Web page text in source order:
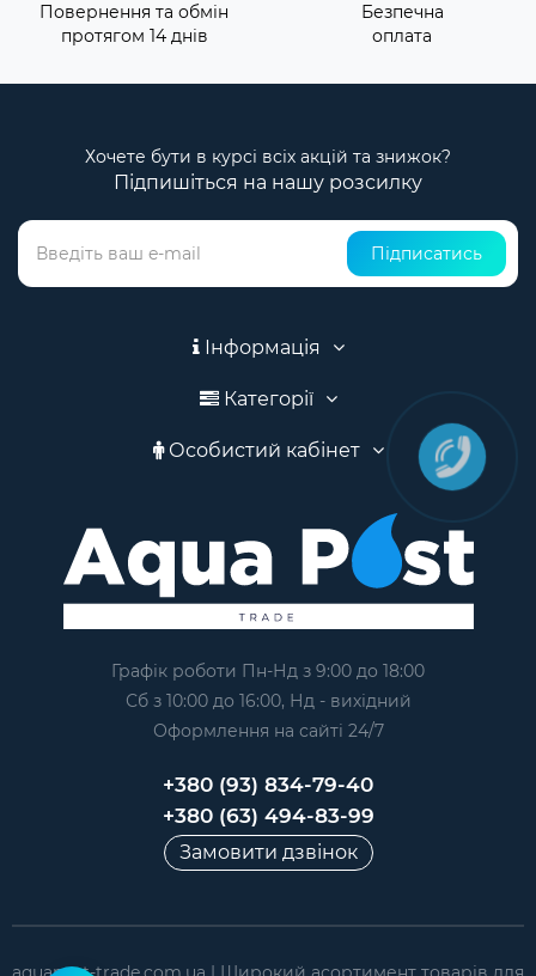
Повернення та обмін
протягом 14 днів
Безпечна
оплата
Хочете бути в курсі всіх акцій та знижок?
Підпишіться на нашу розсилку
Підписатись
Інформація
Категорії
Особистий кабінет
Графік роботи Пн-Нд з 9:00 до 18:00
Сб з 10:00 до 16:00, Нд - вихідний
Оформлення на сайтi 24/7
+380 (93) 834-79-40
+380 (63) 494-83-99
Замовити дзвінок